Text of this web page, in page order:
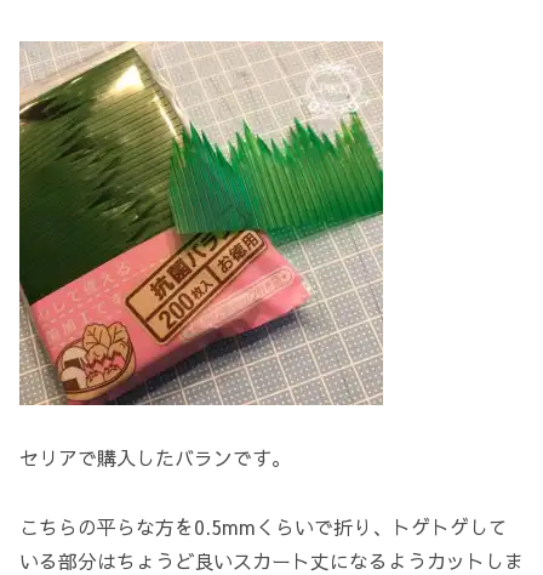
セリアで購入したバランです。
こちらの平らな方を0.5mmくらいで折り、トゲトゲして
いる部分はちょうど良いスカート丈になるようカットしま